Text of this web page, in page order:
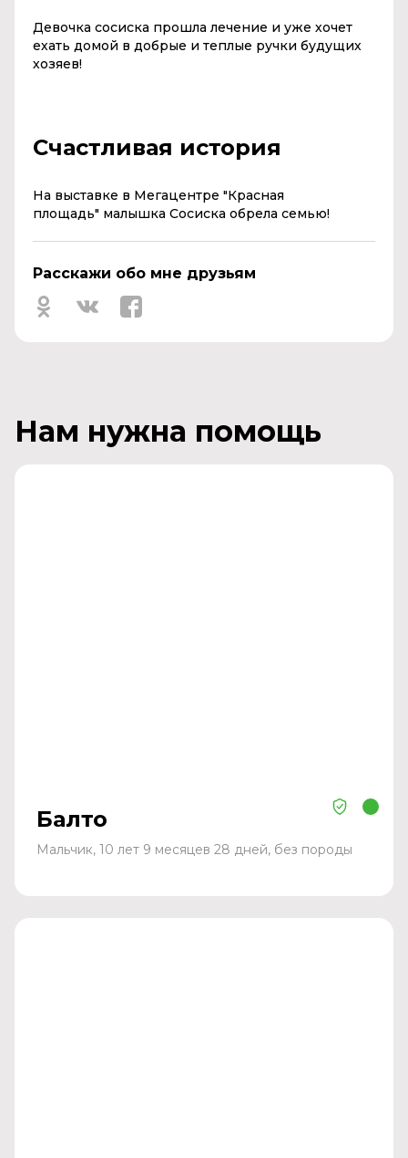
Девочка сосиска прошла лечение и уже хочет
ехать домой в добрые и теплые ручки будущих
хозяев!
Счастливая история
На выставке в Мегацентре "Красная
площадь" малышка Сосиска обрела семью!
Расскажи обо мне друзьям
Нам нужна помощь
Балто
Мальчик, 10 лет 9 месяцев 28 дней, без породы